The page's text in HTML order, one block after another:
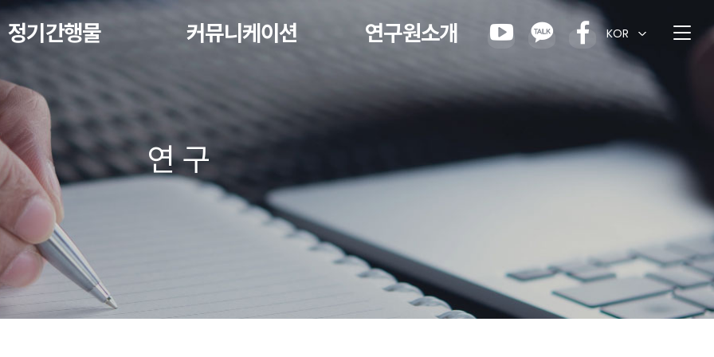
정기간행물 커뮤니케이션 연구원소개 KOR
연 구